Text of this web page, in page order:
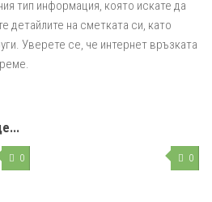
тип информация, която искате да
детайлите на сметката си, като
Уверете се, че интернет връзката
0 0